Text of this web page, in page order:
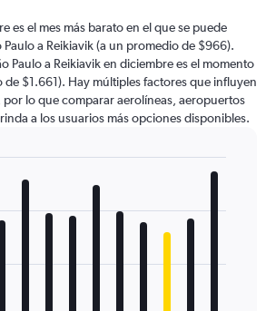
es el mes más barato en el que se puede
a Reikiavik (a un promedio de $966).
Paulo a Reikiavik en diciembre es el momento
de $1.661). Hay múltiples factores que influyen
lo que comparar aerolíneas, aeropuertos
a los usuarios más opciones disponibles.